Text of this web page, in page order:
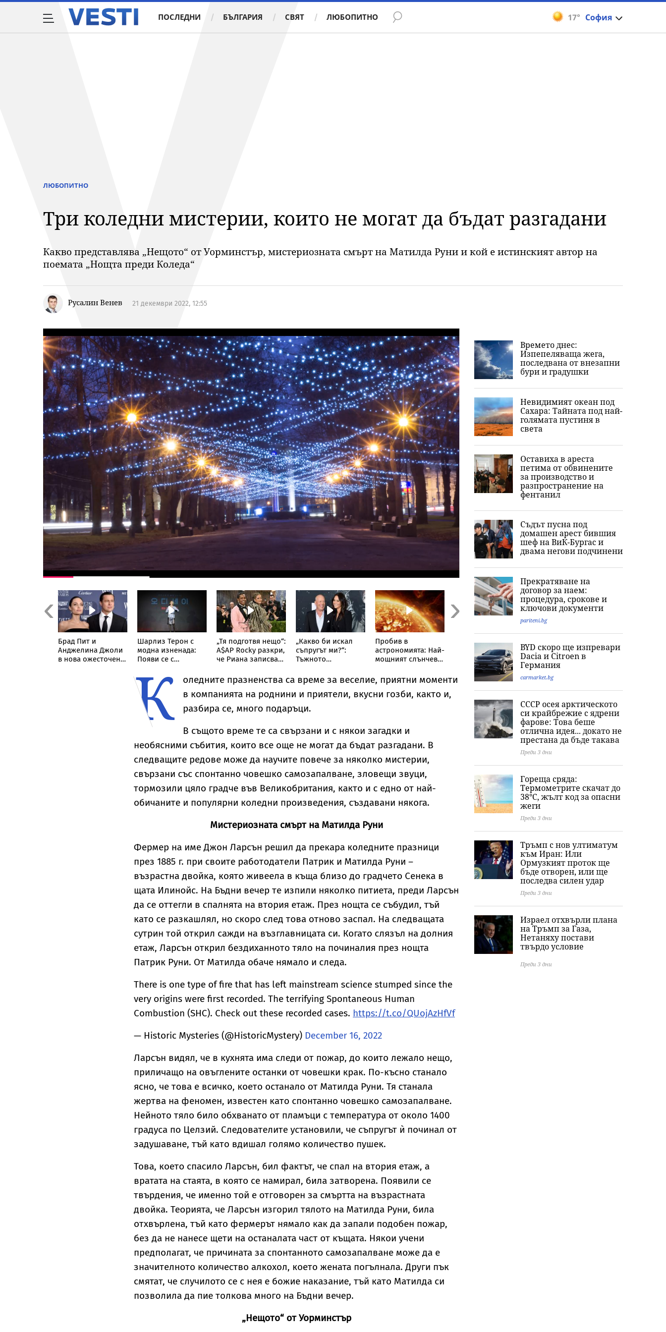
17° София
ПОСЛЕДНИ БЪЛГАРИЯ СВЯТ ЛЮБОПИТНО
ЛЮБОПИТНО
Три коледни мистерии, които не могат да бъдат разгадани
Какво представлява „Нещото“ от Уорминстър, мистериозната смърт на Матилда Руни и кой е истинският автор на
поемата „Нощта преди Коледа“
Русалин Венев 21 декември 2022, 12:55
Previous
Брад Пит и
Анджелина Джоли
в нова ожесточена
Шарлиз Терон с
модна изненада:
Появи се с
тип „дъждобран“
„Тя подготвя нещо“:
A$AP Rocky разкри,
че Риана записва
„Какво би искал
съпругът ми?“:
Тъжното
съпругата на Брус
Уилис след юбилея
ѝ
Пробив в
астрономията: Най-
мощният слънчев
невиждано досега
явление
Любимото ястие на
принц Хари: Меган
Маркъл разкри
кулинарна тайна от
дома им
си“: Годеницата на
Кристиано
Роналдо отвърна
на критиките към
разпали
К
оледните празненства са време за веселие, приятни моменти
в компанията на роднини и приятели, вкусни гозби, както и,
разбира се, много подаръци.
В същото време те са свързани и с някои загадки и
необясними събития, които все още не могат да бъдат разгадани. В
следващите редове може да научите повече за няколко мистерии,
свързани със спонтанно човешко самозапалване, зловещи звуци,
тормозили цяло градче във Великобритания, както и с едно от най-
обичаните и популярни коледни произведения, създавани някога.
Мистериозната смърт на Матилда Руни
Фермер на име Джон Ларсън решил да прекара коледните празници
през 1885 г. при своите работодатели Патрик и Матилда Руни –
възрастна двойка, която живеела в къща близо до градчето Сенека в
щата Илинойс. На Бъдни вечер те изпили няколко питиета, преди Ларсън
да се оттегли в спалнята на втория етаж. През нощта се събудил, тъй
като се разкашлял, но скоро след това отново заспал. На следващата
сутрин той открил сажди на възглавницата си. Когато слязъл на долния
етаж, Ларсън открил бездиханното тяло на починалия през нощта
Патрик Руни. От Матилда обаче нямало и следа.
There is one type of fire that has left mainstream science stumped since the
very origins were first recorded. The terrifying Spontaneous Human
Combustion (SHC). Check out these recorded cases. https://t.co/QUojAzHfVf
— Historic Mysteries (@HistoricMystery) December 16, 2022
Ларсън видял, че в кухнята има следи от пожар, до които лежало нещо,
приличащо на овъглените останки от човешки крак. По-късно станало
ясно, че това е всичко, което останало от Матилда Руни. Тя станала
жертва на феномен, известен като спонтанно човешко самозапалване.
Нейното тяло било обхванато от пламъци с температура от около 1400
градуса по Целзий. Следователите установили, че съпругът ѝ починал от
задушаване, тъй като вдишал голямо количество пушек.
Това, което спасило Ларсън, бил фактът, че спал на втория етаж, а
вратата на стаята, в която се намирал, била затворена. Появили се
твърдения, че именно той е отговорен за смъртта на възрастната
двойка. Теорията, че Ларсън изгорил тялото на Матилда Руни, била
отхвърлена, тъй като фермерът нямало как да запали подобен пожар,
без да не нанесе щети на останалата част от къщата. Някои учени
предполагат, че причината за спонтанното самозапалване може да е
значителното количество алкохол, което жената погълнала. Други пък
смятат, че случилото се с нея е божие наказание, тъй като Матилда си
позволила да пие толкова много на Бъдни вечер.
„Нещото“ от Уорминстър
Времето днес:
Изпепеляваща жега,
последвана от внезапни
бури и градушки
Невидимият океан под
Сахара: Тайната под най-
голямата пустиня в
света
Оставиха в ареста
петима от обвинените
за производство и
разпространение на
фентанил
Съдът пусна под
домашен арест бившия
шеф на ВиК-Бургас и
двама негови подчинени
Прекратяване на
договор за наем:
процедура, срокове и
ключови документи
pariteni.bg
BYD скоро ще изпревари
Dacia и Citroеn в
Германия
carmarket.bg
СССР осея арктическото
си крайбрежие с ядрени
фарове: Това беше
отлична идея... докато не
престана да бъде такава
Преди 3 дни
Гореща сряда:
Термометрите скачат до
38°C, жълт код за опасни
жеги
Преди 3 дни
Тръмп с нов ултиматум
към Иран: Или
Ормузкият проток ще
бъде отворен, или ще
последва силен удар
Преди 3 дни
Израел отхвърли плана
на Тръмп за Газа,
Нетаняху постави
твърдо условие
Преди 3 дни